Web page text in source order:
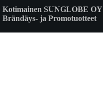
to
content
Kotimainen SUNGLOBE OY
Brändäys- ja Promotuotteet